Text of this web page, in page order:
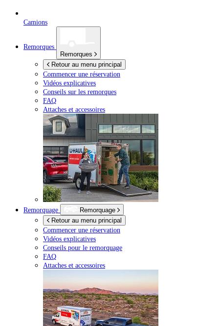
Camions
Remorques
Remorques
Retour au menu principal
Commencer une réservation
Vidéos explicatives
Conseils sur les remorques
FAQ
Attaches et accessoires
Remorquage
Remorquage
Retour au menu principal
Commencer une réservation
Vidéos explicatives
Conseils pour le remorquage
FAQ
Attaches et accessoires